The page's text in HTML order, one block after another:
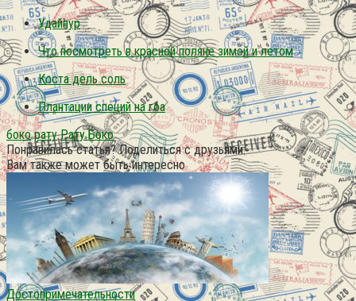
Удайпур
Что посмотреть в красной поляне зимой и летом
Коста дель соль
Плантации специй на гоа
боко рату Рату Боко
Понравилась статья? Поделиться с друзьями:
Вам также может быть интересно
Достопримечательности